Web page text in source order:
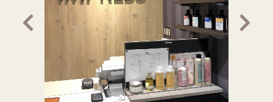
前の画像へ 次の